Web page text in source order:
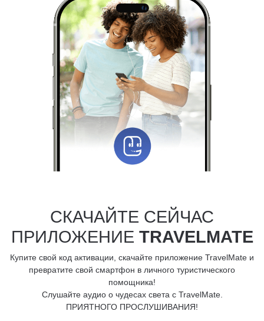
СКАЧАЙТЕ СЕЙЧАС
ПРИЛОЖЕНИЕ TRAVELMATE
Купите свой код активации, скачайте приложение TravelMate и
превратите свой смартфон в личного туристического
помощника!
Слушайте аудио о чудесах света с TravelMate.
ПРИЯТНОГО ПРОСЛУШИВАНИЯ!